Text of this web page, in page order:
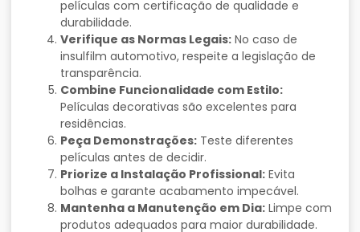
películas com certificação de qualidade e
durabilidade.
Verifique as Normas Legais: No caso de
insulfilm automotivo, respeite a legislação de
transparência.
Combine Funcionalidade com Estilo:
Películas decorativas são excelentes para
residências.
Peça Demonstrações: Teste diferentes
películas antes de decidir.
Priorize a Instalação Profissional: Evita
bolhas e garante acabamento impecável.
Mantenha a Manutenção em Dia: Limpe com
produtos adequados para maior durabilidade.